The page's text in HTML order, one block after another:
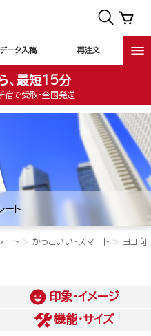
データ入稿 再注文
、最短15分
宿で受取・全国発送
ート
ート かっこいい・スマート
ヨコ向
印象・イメージ
機能・サイズ